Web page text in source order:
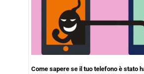
Come sapere se il tuo telefono è stato